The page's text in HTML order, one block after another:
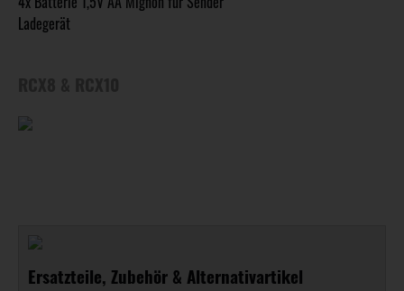
Ladegerät
Ersatzteile, Zubehör & Alternativartikel